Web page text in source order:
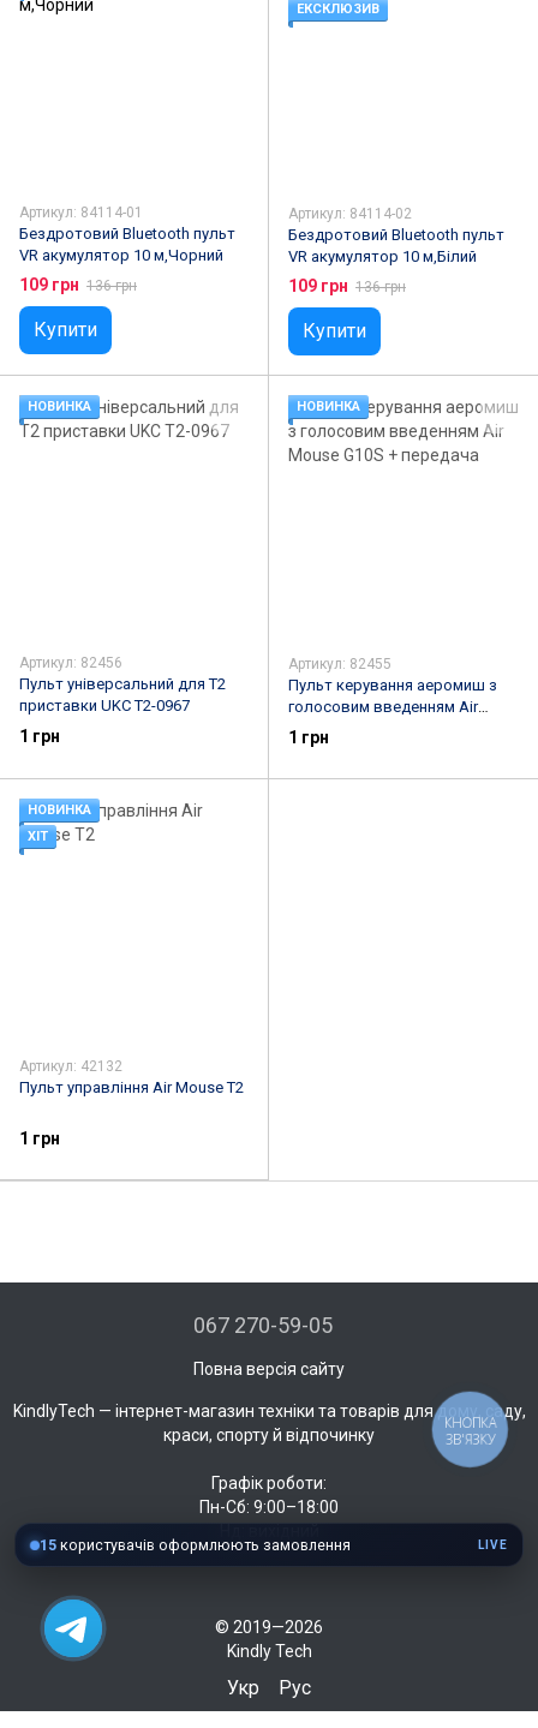
Артикул: 84114-01
Бездротовий Bluetooth пульт
VR акумулятор 10 м,Чорний
109 грн 136 грн
Купити
ЕКСКЛЮЗИВ
Артикул: 84114-02
Бездротовий Bluetooth пульт
VR акумулятор 10 м,Білий
109 грн 136 грн
Купити
НОВИНКА
Артикул: 82456
Пульт універсальний для T2
приставки UKC T2-0967
1 грн
НОВИНКА
Артикул: 82455
Пульт керування аеромиш з
голосовим введенням Air
Mouse G10S + передача
1 грн
НОВИНКА
ХІТ
Артикул: 42132
Пульт управління Air Mouse T2
1 грн
067 270-59-05
Повна версія сайту
KindlyTech — інтернет-магазин техніки та товарів для дому, саду,
краси, спорту й відпочинку
Графік роботи:
Пн-Сб: 9:00–18:00
© 2019—2026
Kindly Tech
Укр Рус
15 користувачів оформлюють замовлення LIVE
КНОПКА
ЗВ'ЯЗКУ